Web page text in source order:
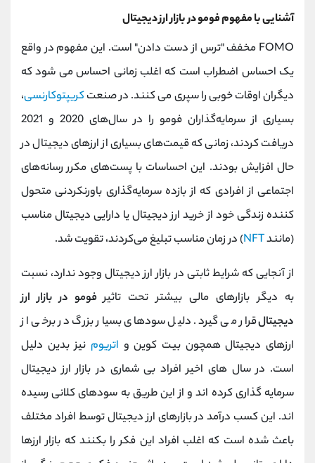
آشنایی با مفهوم فومو در بازار ارز دیجیتال
FOMO مخفف "ترس از دست دادن" است. این مفهوم در واقع
یک احساس اضطراب است که اغلب زمانی احساس می شود که
دیگران اوقات خوبی را سپری می کنند. در صنعتکریپتوکارنسی،
بسیاری از سرمایه‌گذاران فومو را در سال‌های 2020 و 2021
دریافت کردند، زمانی که قیمت‌های بسیاری از ارزهای دیجیتال در
حال افزایش بودند. این احساسات با پست‌های مکرر رسانه‌های
اجتماعی از افرادی که از بازده سرمایه‌گذاری باورنکردنی متحول
کننده زندگی خود از خرید ارز دیجیتال یا دارایی دیجیتال مناسب
(مانندNFT) در زمان مناسب تبلیغ می‌کردند، تقویت شد.
از آنجایی که شرایط ثابتی در بازار ارز دیجیتال وجود ندارد، نسبت
به دیگر بازارهای مالی بیشتر تحت تاثیر فومو در بازار ارز
دیجیتالقرار می گیرد. دلیل سودهای بسیار بزرگ در برخی از
ارزهای دیجیتال همچون بیت کوین و اتریوم نیز بدین دلیل
است. در سال های اخیر افراد بی شماری در بازار ارز دیجیتال
سرمایه گذاری کرده اند و از این طریق به سودهای کلانی رسیده
اند. این کسب درآمد در بازارهای ارز دیجیتال توسط افراد مختلف
باعث شده است که اغلب افراد این فکر را بکنند که بازار ارزها